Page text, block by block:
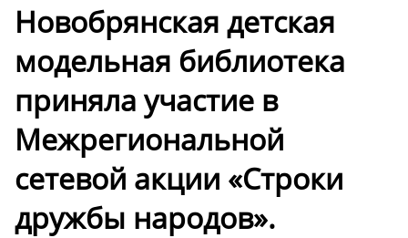
Новобрянская детская
модельная библиотека
приняла участие в
Межрегиональной
сетевой акции «Строки
дружбы народов».